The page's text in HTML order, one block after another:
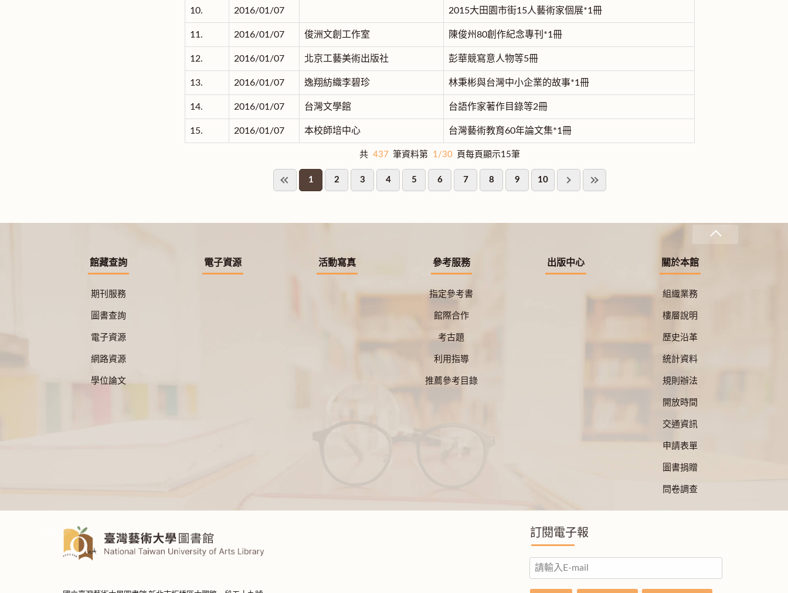
10. 2016/01/07 2015大田園市街15人藝術家個展*1冊
11. 2016/01/07 俊洲文創工作室 陳俊州80創作紀念專刊*1冊
12. 2016/01/07 北京工藝美術出版社 彭華競寫意人物等5冊
13. 2016/01/07 逸翔紡織李碧珍 林秉彬與台灣中小企業的故事*1冊
14. 2016/01/07 台灣文學館 台語作家著作目錄等2冊
15. 2016/01/07 本校師培中心 台灣藝術教育60年論文集*1冊
共 437 筆資料第 1/30 頁每頁顯示15筆
1 2 3 4 5 6 7 8 9 10
館藏查詢
期刊服務
圖書查詢
電子資源
網路資源
學位論文
電子資源 活動寫真 參考服務
指定參考書
館際合作
考古題
利用指導
推薦參考目錄
出版中心 關於本館
組織業務
樓層說明
歷史沿革
統計資料
規則辦法
開放時間
交通資訊
申請表單
圖書捐贈
問卷調查
訂閱電子報